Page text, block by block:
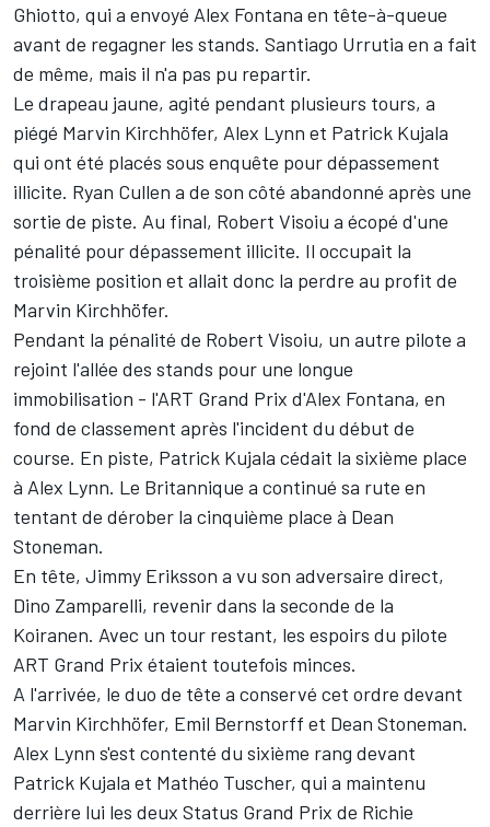
Ghiotto, qui a envoyé Alex Fontana en tête-à-queue
avant de regagner les stands. Santiago Urrutia en a fait
de même, mais il n'a pas pu repartir.
Le drapeau jaune, agité pendant plusieurs tours, a
piégé Marvin Kirchhöfer, Alex Lynn et Patrick Kujala
qui ont été placés sous enquête pour dépassement
illicite. Ryan Cullen a de son côté abandonné après une
sortie de piste. Au final, Robert Visoiu a écopé d'une
pénalité pour dépassement illicite. Il occupait la
troisième position et allait donc la perdre au profit de
Marvin Kirchhöfer.
Pendant la pénalité de Robert Visoiu, un autre pilote a
rejoint l'allée des stands pour une longue
immobilisation - l'ART Grand Prix d'Alex Fontana, en
fond de classement après l'incident du début de
course. En piste, Patrick Kujala cédait la sixième place
à Alex Lynn. Le Britannique a continué sa rute en
tentant de dérober la cinquième place à Dean
Stoneman.
En tête, Jimmy Eriksson a vu son adversaire direct,
Dino Zamparelli, revenir dans la seconde de la
Koiranen. Avec un tour restant, les espoirs du pilote
ART Grand Prix étaient toutefois minces.
A l'arrivée, le duo de tête a conservé cet ordre devant
Marvin Kirchhöfer, Emil Bernstorff et Dean Stoneman.
Alex Lynn s'est contenté du sixième rang devant
Patrick Kujala et Mathéo Tuscher, qui a maintenu
derrière lui les deux Status Grand Prix de Richie